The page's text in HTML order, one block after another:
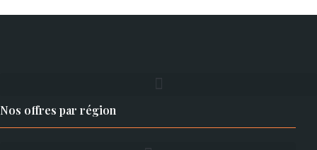
Nos offres par région